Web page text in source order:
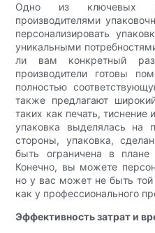
Одно из ключевых
производителями
персонализировать
уникальными
ли вам конкретный
производители готовы
полностью
также предлагают
таких как печать, тиснение
упаковка выделялась на
стороны, упаковка,
быть ограничена в плане
Конечно, вы можете
но у вас может не быть той
как у профессионального
Эффективность затрат и